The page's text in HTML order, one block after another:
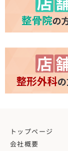
トップページ
会社概要